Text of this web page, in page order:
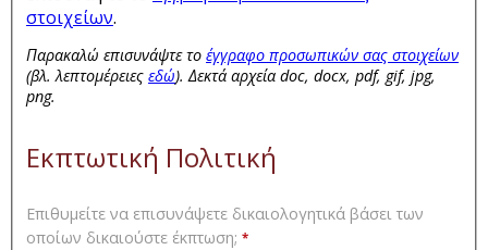
στοιχείων.
Παρακαλώ επισυνάψτε το έγγραφο προσωπικών σας στοιχείων
(βλ. λεπτομέρειες εδώ). Δεκτά αρχεία doc, docx, pdf, gif, jpg,
png.
Εκπτωτική Πολιτική
Επιθυμείτε να επισυνάψετε δικαιολογητικά βάσει των
οποίων δικαιούστε έκπτωση; *